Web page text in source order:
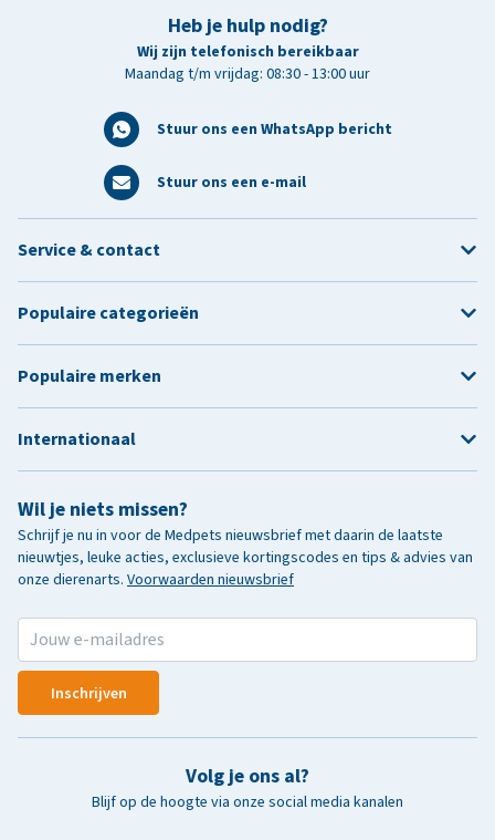
Heb je hulp nodig?
Wij zijn telefonisch bereikbaar
Maandag t/m vrijdag: 08:30 - 13:00 uur
Stuur ons een WhatsApp bericht
Stuur ons een e-mail
Wil je niets missen?
Schrijf je nu in voor de Medpets nieuwsbrief met daarin de laatste
nieuwtjes, leuke acties, exclusieve kortingscodes en tips & advies van
onze dierenarts. Voorwaarden nieuwsbrief
Inschrijven
Volg je ons al?
Blijf op de hoogte via onze social media kanalen
Service & contact
Populaire categorieën
Populaire merken
Internationaal